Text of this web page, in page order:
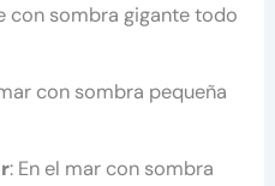
con sombra gigante todo
con sombra pequeña
: En el mar con sombra